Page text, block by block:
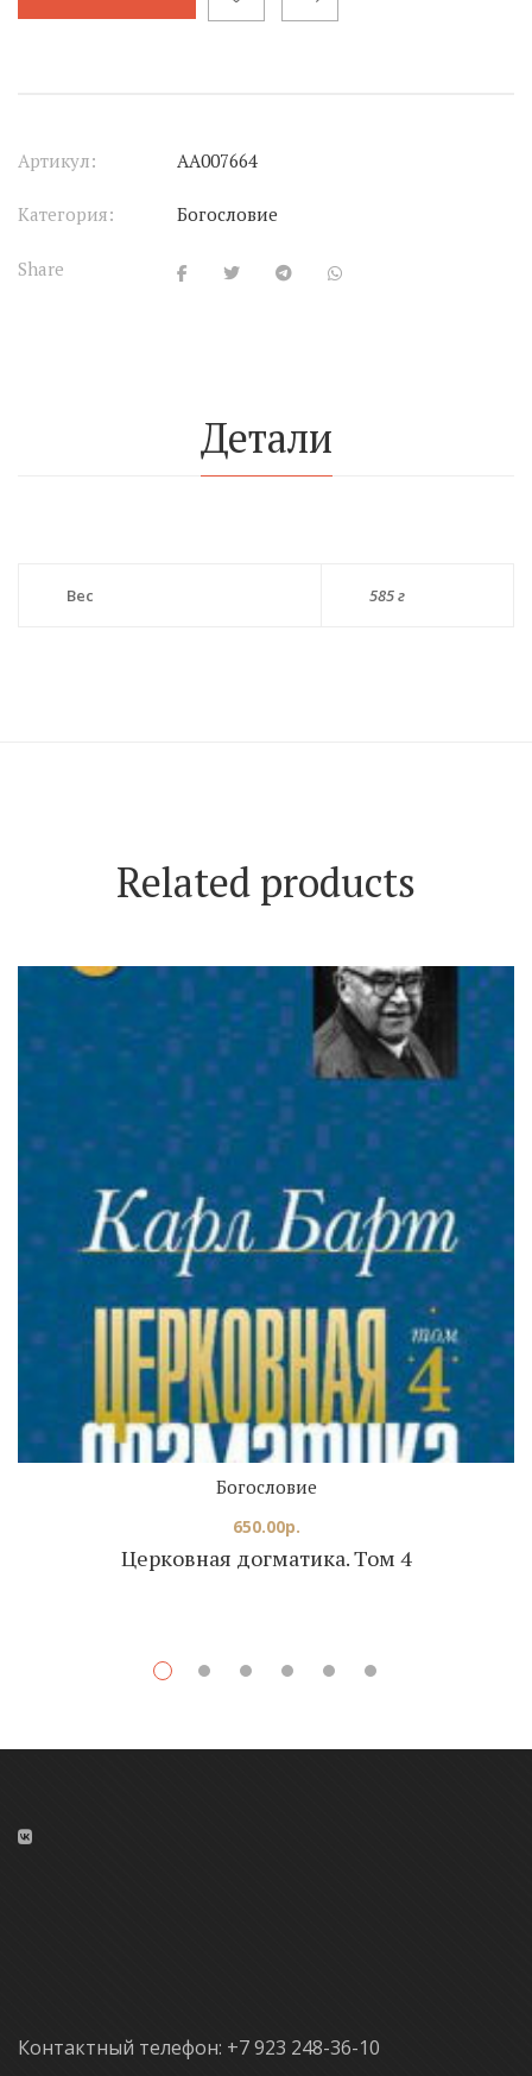
Артикул: АА007664
Категория: Богословие
Share
Детали
Вес 585 г
Related products
Церковная догматика. Том 4
Богословие
650.00р.
Контактный телефон: +7 923 248-36-10